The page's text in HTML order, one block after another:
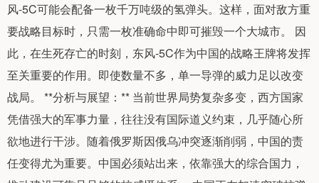
风-5C可能会配备一枚千万吨级的氢弹头。这样，面对敌方重
要战略目标时，只需一枚准确命中即可摧毁一个大城市。 因
此，在生死存亡的时刻，东风-5C作为中国的战略王牌将发挥
至关重要的作用。即使数量不多，单一导弹的威力足以改变
战局。 **分析与展望：** 当前世界局势复杂多变，西方国家
凭借强大的军事力量，往往没有国际道义约束，几乎随心所
欲地进行干涉。随着俄罗斯因俄乌冲突逐渐削弱，中国的责
任变得尤为重要。中国必须站出来，依靠强大的综合国力，